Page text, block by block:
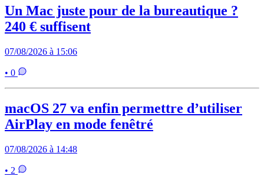
Un Mac juste pour de la bureautique ?
240 € suffisent
07/08/2026 à 15:06
• 0
macOS 27 va enfin permettre d’utiliser
AirPlay en mode fenêtré
07/08/2026 à 14:48
• 2